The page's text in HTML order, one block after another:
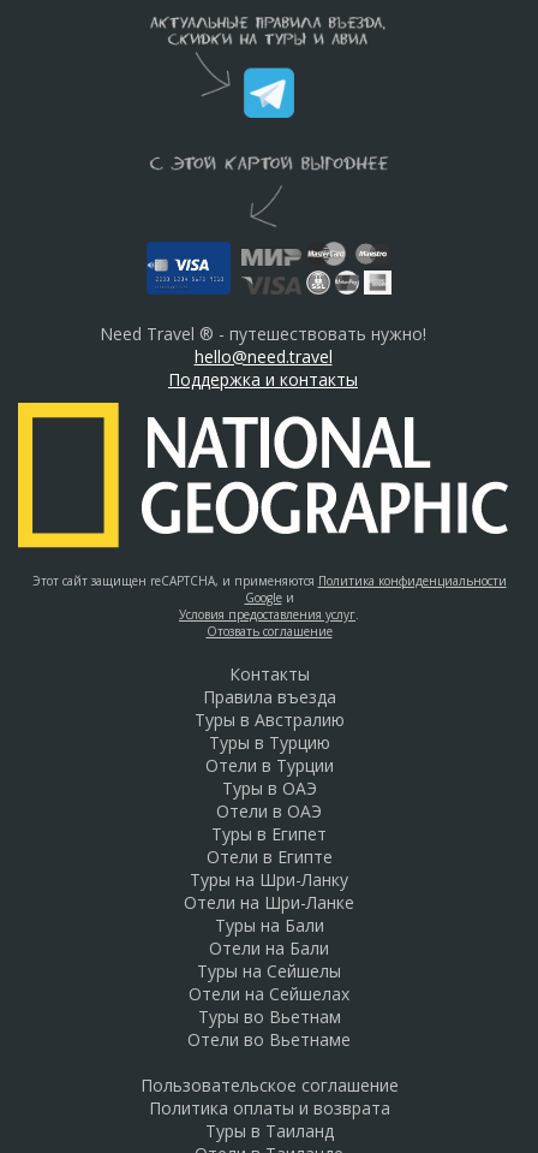
Need Travel ® - путешествовать нужно!
hello@need.travel
Поддержка и контакты
Этот сайт защищен reCAPTCHA, и применяются Политика конфиденциальности
Googleи
Условия предоставления услуг.
Отозвать соглашение
Контакты
Правила въезда
Туры в Австралию
Туры в Турцию
Отели в Турции
Туры в ОАЭ
Отели в ОАЭ
Туры в Египет
Отели в Египте
Туры на Шри-Ланку
Отели на Шри-Ланке
Туры на Бали
Отели на Бали
Туры на Сейшелы
Отели на Сейшелах
Туры во Вьетнам
Отели во Вьетнаме
Пользовательское соглашение
Политика оплаты и возврата
Туры в Таиланд